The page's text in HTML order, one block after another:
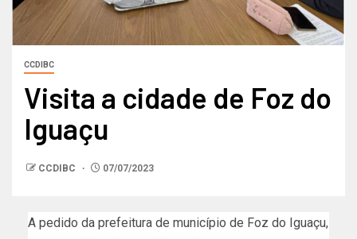
CCDIBC
Visita a cidade de Foz do
Iguaçu
CCDIBC 07/07/2023
A pedido da prefeitura de município de Foz do Iguaçu,